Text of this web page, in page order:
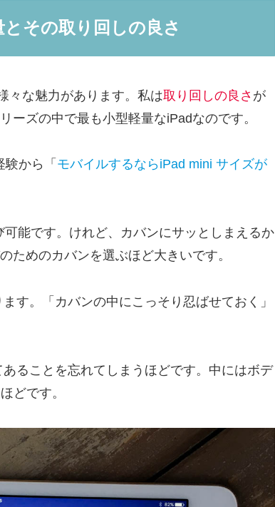
その取り回しの良さ
々な魅力があります。私は取り回しの良さ が
ーズの中で最も小型軽量なiPadなのです。
から「 モバイルするならiPad mini サイズが
能です。けれど、カバンにサッとしまえるか
ためのカバンを選ぶほど大きいです。
ます。「カバンの中にこっそり忍ばせておく」
ることを忘れてしまうほどです。中にはボデ
どです。